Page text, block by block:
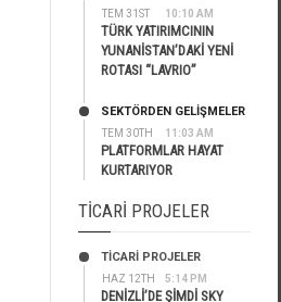
TEM 31ST 10:10 AM
TÜRK YATIRIMCININ
YUNANİSTAN’DAKİ YENİ
ROTASI “LAVRIO”
TEM 30TH 11:03 AM
SEKTÖRDEN GELIŞMELER
PLATFORMLAR HAYAT
KURTARIYOR
TICARI PROJELER
HAZ 12TH 5:14 PM
TİCARİ PROJELER
DENİZLİ’DE ŞİMDİ SKY